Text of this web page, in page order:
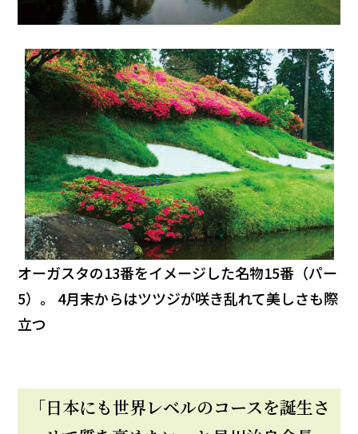
オーガスタの13番をイメージした名物15番（パー
5）。
4月末からはツツジが咲き乱れて美しさも際
立つ
「日本にも世界レベルのコースを誕生さ